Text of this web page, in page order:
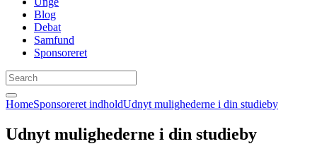
Blog
Debat
Samfund
Sponsoreret
HomeSponsoreret indholdUdnyt mulighederne i din studieby
Udnyt mulighederne i din studieby